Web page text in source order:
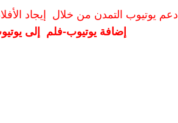
ادعم يوتيوب التمدن من خلال إيجاد
إضافة يوتيوب-فلم إلى